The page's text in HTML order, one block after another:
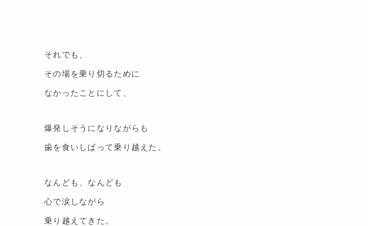
それでも、
その場を乗り切るために
なかったことにして、
爆発しそうになりながらも
歯を食いしばって乗り越えた。
なんども、なんども
心で涙しながら
乗り越えてきた。